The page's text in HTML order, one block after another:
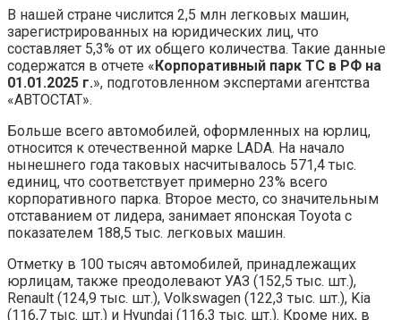
В нашей стране числится 2,5 млн легковых машин,
зарегистрированных на юридических лиц, что
составляет 5,3% от их общего количества. Такие данные
содержатся в отчете «Корпоративный парк ТС в РФ на
01.01.2025 г.», подготовленном экспертами агентства
«АВТОСТАТ».
Больше всего автомобилей, оформленных на юрлиц,
относится к отечественной марке LADA. На начало
нынешнего года таковых насчитывалось 571,4 тыс.
единиц, что соответствует примерно 23% всего
корпоративного парка. Второе место, со значительным
отставанием от лидера, занимает японская Toyota с
показателем 188,5 тыс. легковых машин.
Отметку в 100 тысяч автомобилей, принадлежащих
юрлицам, также преодолевают УАЗ (152,5 тыс. шт.),
Renault (124,9 тыс. шт.), Volkswagen (122,3 тыс. шт.), Kia
(116,7 тыс. шт.) и Hyundai (116,3 тыс. шт.). Кроме них, в